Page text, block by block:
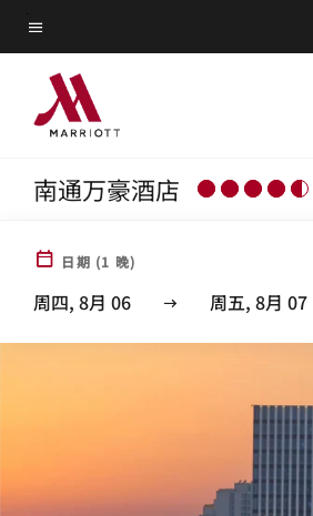
Skip
to
main
content
菜单文本
南通万豪酒店
日期 (1 晚)
周四, 8月 06 周五, 8月 07